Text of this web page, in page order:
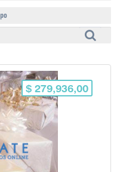
$ 279,936,00